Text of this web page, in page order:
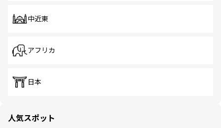
中近東
アフリカ
日本
人気スポット